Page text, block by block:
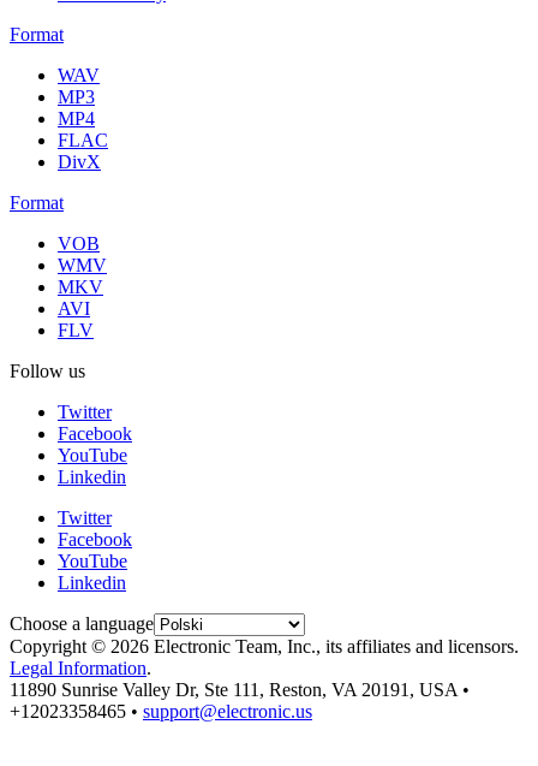
Format
WAV
MP3
MP4
FLAC
DivX
Format
VOB
WMV
MKV
AVI
FLV
Follow us
Twitter
Facebook
YouTube
Linkedin
Twitter
Facebook
YouTube
Linkedin
Choose a language
Copyright © 2026 Electronic Team, Inc., its affiliates and licensors.
Legal Information.
11890 Sunrise Valley Dr, Ste 111, Reston, VA 20191, USA •
+12023358465 • support@electronic.us